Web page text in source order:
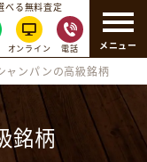
メニュー
べる無料査定
オンライン 電話
ャンパンの高級銘柄
銘柄